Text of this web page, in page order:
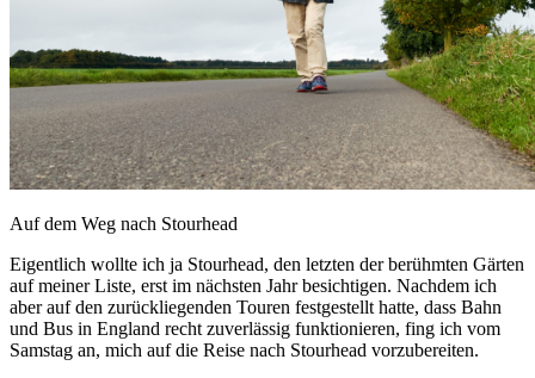
Auf dem Weg nach Stourhead
Eigentlich wollte ich ja Stourhead, den letzten der berühmten Gärten
auf meiner Liste, erst im nächsten Jahr besichtigen. Nachdem ich
aber auf den zurückliegenden Touren festgestellt hatte, dass Bahn
und Bus in England recht zuverlässig funktionieren, fing ich vom
Samstag an, mich auf die Reise nach Stourhead vorzubereiten.